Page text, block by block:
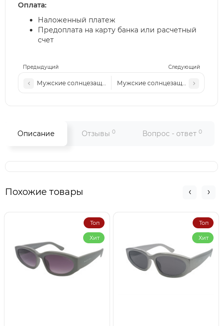
Предыдущий Следующий
Мужские солнцезащитные очки Mayb 69003 черные синяя-
Мужские солнцезащитные очки
Оплата:
Наложенный платеж
Предоплата на карту банка или расчетный
счет
Описание Отзывы 0 Вопрос - ответ 0
Похожие товары
Топ
Хит
Топ
Хит